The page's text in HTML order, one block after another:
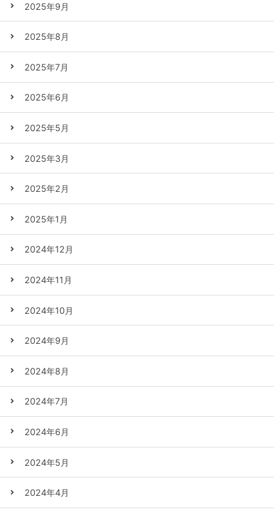
2025年9月
2025年8月
2025年7月
2025年6月
2025年5月
2025年3月
2025年2月
2025年1月
2024年12月
2024年11月
2024年10月
2024年9月
2024年8月
2024年7月
2024年6月
2024年5月
2024年4月